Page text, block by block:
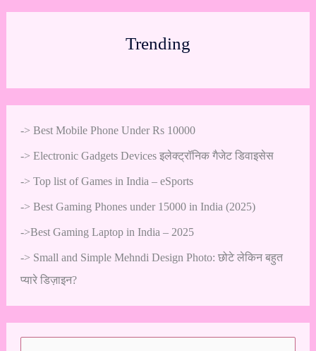
Trending
-> Best Mobile Phone Under Rs 10000
-> Electronic Gadgets Devices इलेक्ट्रॉनिक गैजेट डिवाइसेस
-> Top list of Games in India – eSports
-> Best Gaming Phones under 15000 in India (2025)
->Best Gaming Laptop in India – 2025
-> Small and Simple Mehndi Design Photo: छोटे लेकिन बहुत
प्यारे डिज़ाइन?